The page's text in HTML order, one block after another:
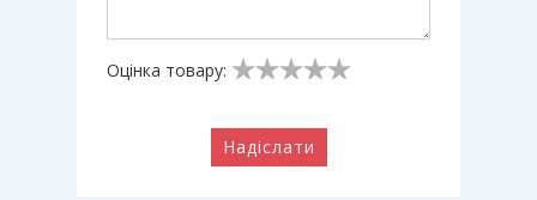
Оцінка товару:
Надіслати